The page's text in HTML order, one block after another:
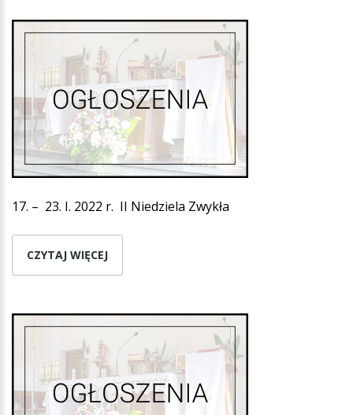
17. – 23. I. 2022 r. II Niedziela Zwykła
CZYTAJ WIĘCEJ